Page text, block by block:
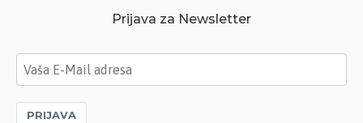
Prijava za Newsletter
PRIJAVA